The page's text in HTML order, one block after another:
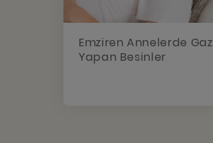
Emziren Annelerde Gaz
Yapan Besinler